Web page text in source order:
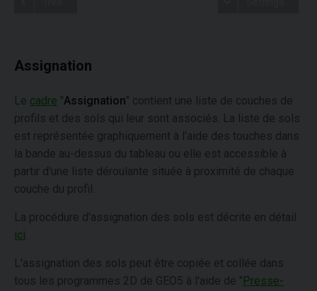
Assignation
Le cadre "Assignation" contient une liste de couches de
profils et des sols qui leur sont associés. La liste de sols
est représentée graphiquement à l'aide des touches dans
la bande au-dessus du tableau ou elle est accessible à
partir d'une liste déroulante située à proximité de chaque
couche du profil.
La procédure d'assignation des sols est décrite en détail
ici
L'assignation des sols peut être copiée et collée dans
tous les programmes 2D de GEO5 à l'aide de "Presse-